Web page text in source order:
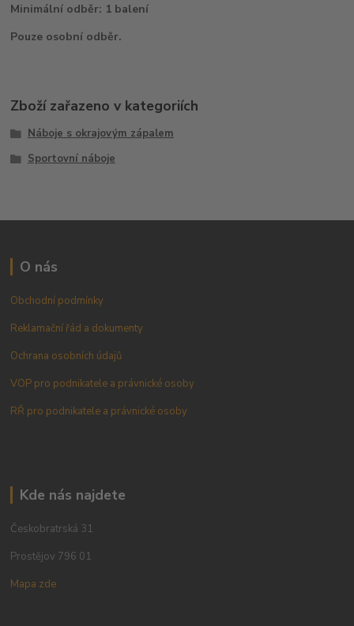
Minimální odběr: 1 balení
Pouze osobní odběr.
Zboží zařazeno v kategoriích
Náboje s okrajovým zápalem
Sportovní náboje
O nás
Obchodní podmínky
Reklamační řád a dokumenty
Ochrana osobních údajů
VOP pro podnikatele a právnické osoby
RŘ pro podnikatele a právnické osoby
Kde nás najdete
Českobratrská 31
Prostějov 796 01
Mapa zde